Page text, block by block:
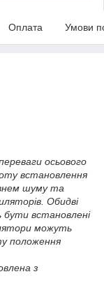
Оплата Умови
осьового
встановлення
шуму та
Обидві
встановлені
можуть
положення
з